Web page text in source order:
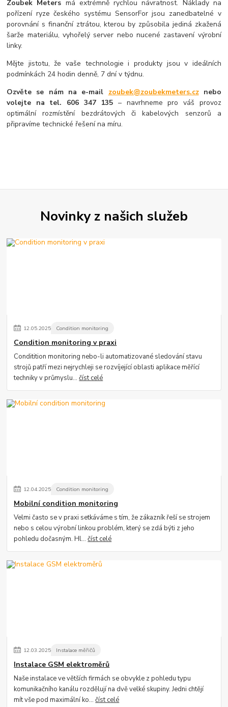
Zoubek Meters má extrémně rychlou návratnost. Náklady na
pořízení ryze českého systému SensorFor jsou zanedbatelné v
porovnání s finanční ztrátou, kterou by způsobila jediná zkažená
šarže materiálu, vyhořelý server nebo nucené zastavení výrobní
linky.
Mějte jistotu, že vaše technologie i produkty jsou v ideálních
podmínkách 24 hodin denně, 7 dní v týdnu.
Ozvěte se nám na e-mail zoubek@zoubekmeters.cznebo
volejte na tel. 606 347 135 – navrhneme pro váš provoz
optimální rozmístění bezdrátových či kabelových senzorů a
připravíme technické řešení na míru.
Novinky z našich služeb
12.05.2025 Condition monitoring
Condition monitoring v praxi
Conditition monitoring nebo-li automatizované sledování stavu
strojů patří mezi nejrychleji se rozvíjející oblasti aplikace měřící
techniky v průmyslu...číst celé
12.04.2025 Condition monitoring
Mobilní condition monitoring
Velmi často se v praxi setkáváme s tím, že zákazník řeší se strojem
nebo s celou výrobní linkou problém, který se zdá býti z jeho
pohledu dočasným. Hl...číst celé
12.03.2025 Instalace měřičů
Instalace GSM elektroměrů
Naše instalace ve větších firmách se obvykle z pohledu typu
komunikačního kanálu rozdělují na dvě velké skupiny. Jedni chtějí
mít vše pod maximální ko...číst celé